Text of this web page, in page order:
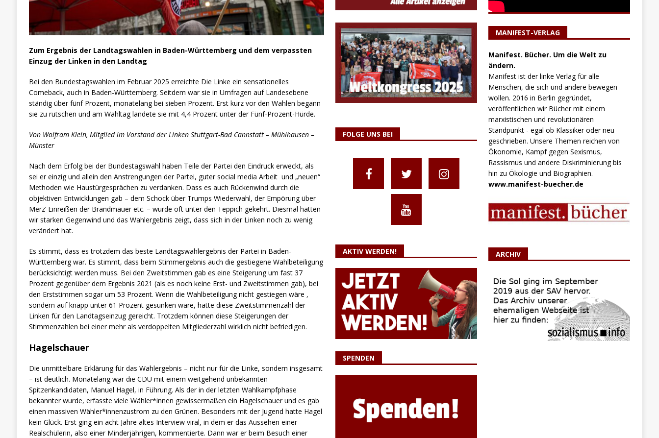
Zum Ergebnis der Landtagswahlen in Baden-Württemberg und dem verpassten
Einzug der Linken in den Landtag
Bei den Bundestagswahlen im Februar 2025 erreichte Die Linke ein sensationelles
Comeback, auch in Baden-Württemberg. Seitdem war sie in Umfragen auf Landesebene
ständig über fünf Prozent, monatelang bei sieben Prozent. Erst kurz vor den Wahlen begann
sie zu rutschen und am Wahltag landete sie mit 4,4 Prozent unter der Fünf-Prozent-Hürde.
Von Wolfram Klein, Mitglied im Vorstand der Linken Stuttgart-Bad Cannstatt – Mühlhausen –
Münster
Nach dem Erfolg bei der Bundestagswahl haben Teile der Partei den Eindruck erweckt, als
sei er einzig und allein den Anstrengungen der Partei, guter social media Arbeit und „neuen“
Methoden wie Haustürgesprächen zu verdanken. Dass es auch Rückenwind durch die
objektiven Entwicklungen gab – dem Schock über Trumps Wiederwahl, der Empörung über
Merz’ Einreißen der Brandmauer etc. – wurde oft unter den Teppich gekehrt. Diesmal hatten
wir starken Gegenwind und das Wahlergebnis zeigt, dass sich in der Linken noch zu wenig
verändert hat.
Es stimmt, dass es trotzdem das beste Landtagswahlergebnis der Partei in Baden-
Württemberg war. Es stimmt, dass beim Stimmergebnis auch die gestiegene Wahlbeteiligung
berücksichtigt werden muss. Bei den Zweitstimmen gab es eine Steigerung um fast 37
Prozent gegenüber dem Ergebnis 2021 (als es noch keine Erst- und Zweitstimmen gab), bei
den Erststimmen sogar um 53 Prozent. Wenn die Wahlbeteiligung nicht gestiegen wäre ,
sondern auf knapp unter 61 Prozent gesunken wäre, hätte diese Zweitstimmenzahl der
Linken für den Landtagseinzug gereicht. Trotzdem können diese Steigerungen der
Stimmenzahlen bei einer mehr als verdoppelten Mitgliederzahl wirklich nicht befriedigen.
Hagelschauer
Die unmittelbare Erklärung für das Wahlergebnis – nicht nur für die Linke, sondern insgesamt
– ist deutlich. Monatelang war die CDU mit einem weitgehend unbekannten
Spitzenkandidaten, Manuel Hagel, in Führung. Als der in der letzten Wahlkampfphase
bekannter wurde, erfasste viele Wähler*innen gewissermaßen ein Hagelschauer und es gab
einen massiven Wähler*innenzustrom zu den Grünen. Besonders mit der Jugend hatte Hagel
kein Glück. Erst ging ein acht Jahre altes Interview viral, in dem er das Aussehen einer
Realschülerin, also einer Minderjährigen, kommentierte. Dann war er beim Besuch einer
FOLGE UNS BEI
AKTIV WERDEN!
SPENDEN
MANIFEST-VERLAG
Manifest. Bücher. Um die Welt zu
ändern.
Manifest ist der linke Verlag für alle
Menschen, die sich und andere bewegen
wollen. 2016 in Berlin gegründet,
veröffentlichen wir Bücher mit einem
marxistischen und revolutionären
Standpunkt - egal ob Klassiker oder neu
geschrieben. Unsere Themen reichen von
Ökonomie, Kampf gegen Sexismus,
Rassismus und andere Diskriminierung bis
hin zu Ökologie und Biographien.
www.manifest-buecher.de
ARCHIV